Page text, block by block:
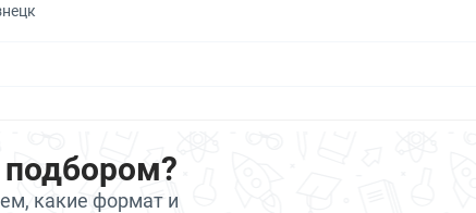
какие формат и